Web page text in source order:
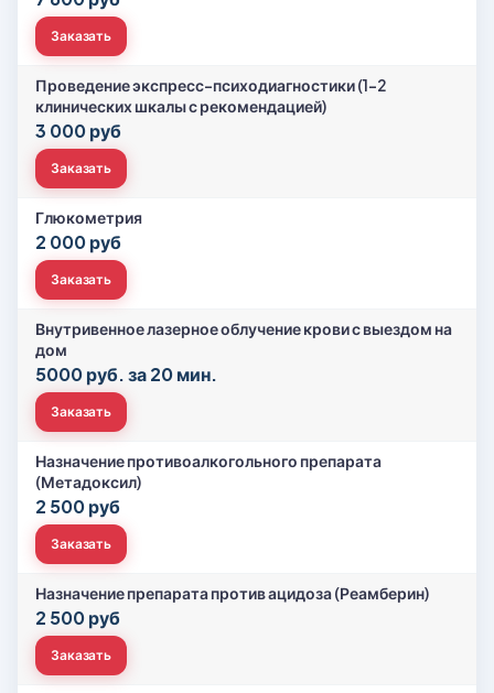
Заказать
Проведение экспресс-психодиагностики (1-2
клинических шкалы с рекомендацией)
3 000 руб
Заказать
Глюкометрия
2 000 руб
Заказать
Внутривенное лазерное облучение крови с выездом на
дом
5000 руб. за 20 мин.
Заказать
Назначение противоалкогольного препарата
(Метадоксил)
2 500 руб
Заказать
Назначение препарата против ацидоза (Реамберин)
2 500 руб
Заказать